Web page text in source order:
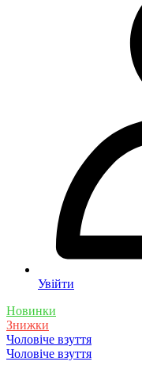
Увійти
Новинки
Знижки
Чоловіче взуття
Чоловіче взуття